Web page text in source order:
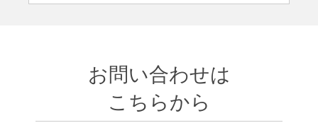
お問い合わせは
こちらから